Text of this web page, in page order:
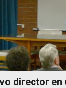
director